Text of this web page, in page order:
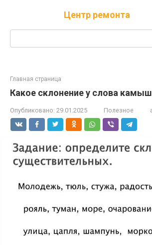
Центр ремонта
Поиск:
Главная страница
Какое склонение у слова камыш
Опубликовано: 29.01.2025 Полезное